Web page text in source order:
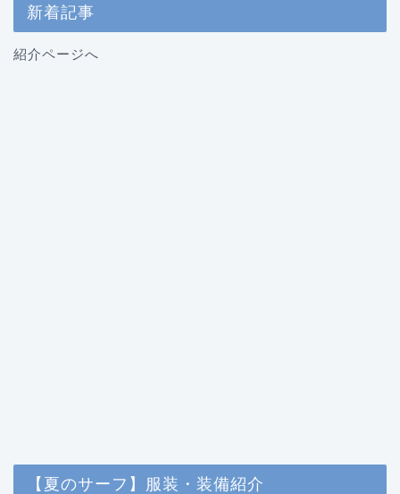
新着記事
紹介ページへ
【夏のサーフ】服装・装備紹介